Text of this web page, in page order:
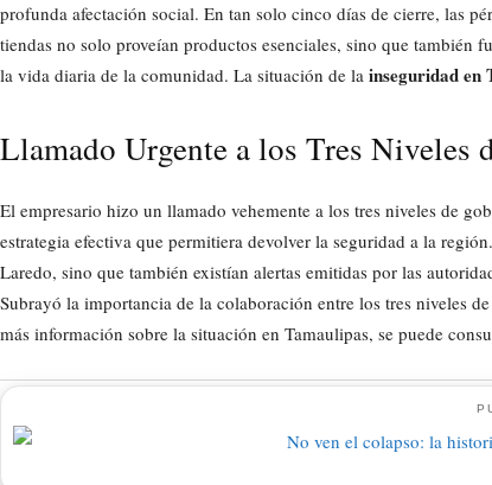
profunda afectación social. En tan solo cinco días de cierre, las
tiendas no solo proveían productos esenciales, sino que también
la vida diaria de la comunidad. La situación de la inseguridad en
Llamado Urgente a los Tres Niveles
El empresario hizo un llamado vehemente a los tres niveles de
estrategia efectiva que permitiera devolver la seguridad a la
Laredo, sino que también existían alertas emitidas por las
Subrayó la importancia de la colaboración entre los tres niveles
más información sobre la situación en Tamaulipas, se puede